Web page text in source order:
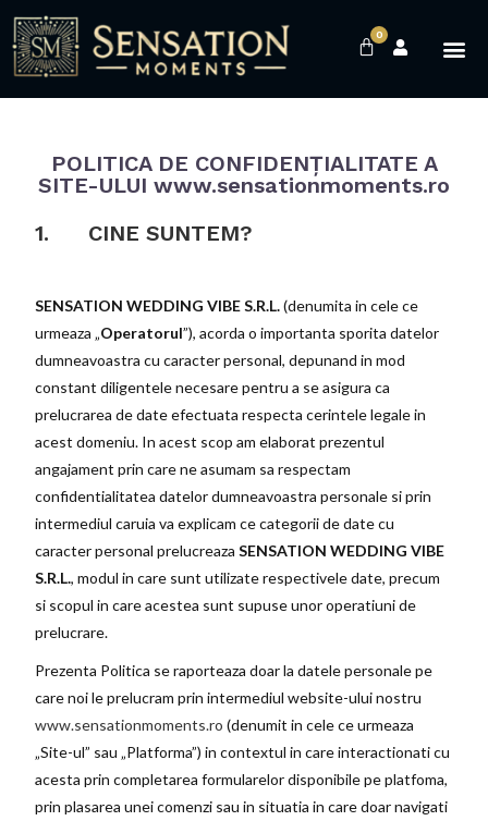
0
POLITICA DE CONFIDENȚIALITATE A
SITE-ULUI www.sensationmoments.ro
1. CINE SUNTEM?
SENSATION WEDDING VIBE S.R.L.(denumita in cele ce
urmeaza „Operatorul”), acorda o importanta sporita datelor
dumneavoastra cu caracter personal, depunand in mod
constant diligentele necesare pentru a se asigura ca
prelucrarea de date efectuata respecta cerintele legale in
acest domeniu. In acest scop am elaborat prezentul
angajament prin care ne asumam sa respectam
confidentialitatea datelor dumneavoastra personale si prin
intermediul caruia va explicam ce categorii de date cu
caracter personal prelucreazaSENSATION WEDDING VIBE
S.R.L., modul in care sunt utilizate respectivele date, precum
si scopul in care acestea sunt supuse unor operatiuni de
prelucrare.
Prezenta Politica se raporteaza doar la datele personale pe
care noi le prelucram prin intermediul website-ului nostru
www.sensationmoments.ro (denumit in cele ce urmeaza
„Site-ul” sau „Platforma”) in contextul in care interactionati cu
acesta prin completarea formularelor disponibile pe platfoma,
prin plasarea unei comenzi sau in situatia in care doar navigati